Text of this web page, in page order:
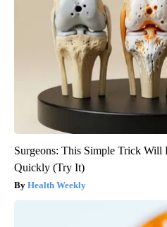
Surgeons: This Simple Trick
Quickly (Try It)
Health Weekly